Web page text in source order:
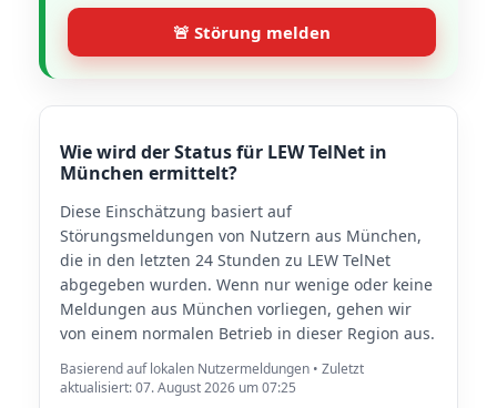
🚨 Störung melden
Wie wird der Status für LEW TelNet in
München ermittelt?
Diese Einschätzung basiert auf
Störungsmeldungen von Nutzern aus München,
die in den letzten 24 Stunden zu LEW TelNet
abgegeben wurden. Wenn nur wenige oder keine
Meldungen aus München vorliegen, gehen wir
von einem normalen Betrieb in dieser Region aus.
Basierend auf lokalen Nutzermeldungen • Zuletzt
aktualisiert: 07. August 2026 um 07:25